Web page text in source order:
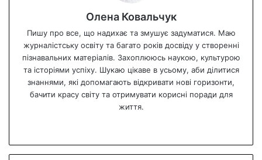
Олена Ковальчук
Пишу про все, що надихає та змушує задуматися. Маю
журналістську освіту та багато років досвіду у створенні
пізнавальних матеріалів. Захоплююсь наукою, культурою
та історіями успіху. Шукаю цікаве в усьому, аби ділитися
знаннями, які допомагають відкривати нові горизонти,
бачити красу світу та отримувати корисні поради для
життя.
te